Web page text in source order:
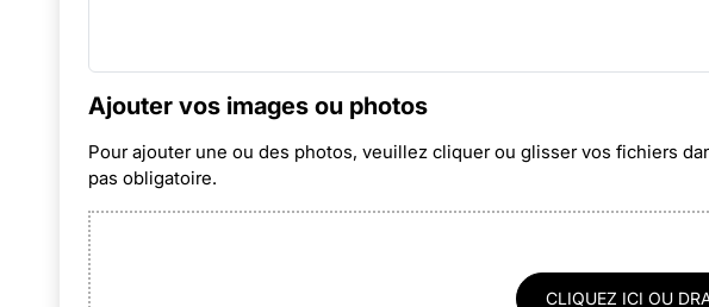
Ajouter vos images ou photos
Pour ajouter une ou des photos, veuillez cliquer ou glisser vos fichiers
pas obligatoire.
CLIQUEZ ICI OU